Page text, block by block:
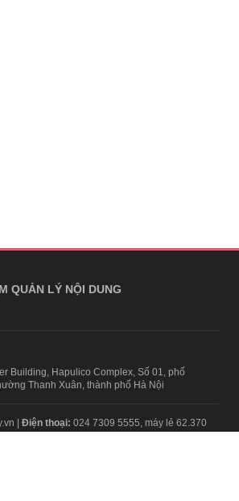
QUẢN LÝ NỘI DUNG
Building, Hapulico Complex, Số 01, phố
Thanh Xuân, thành phố Hà Nội
| Điện thoại: 024 7309 5555, máy lẻ 62.370